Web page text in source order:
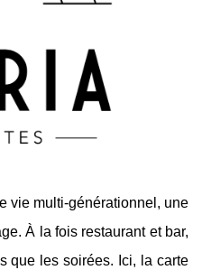
vie multi-générationnel, une
À la fois restaurant et bar,
que les soirées. Ici, la carte